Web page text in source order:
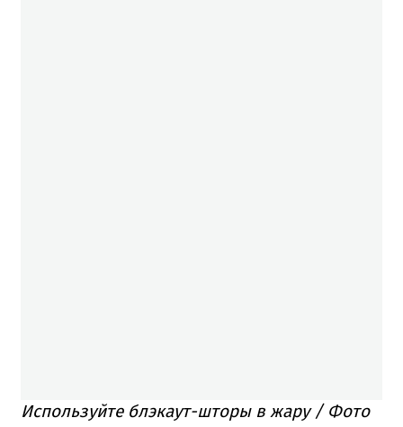
Используйте блэкаут-шторы в жару / Фото